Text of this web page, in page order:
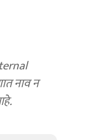
नाव न